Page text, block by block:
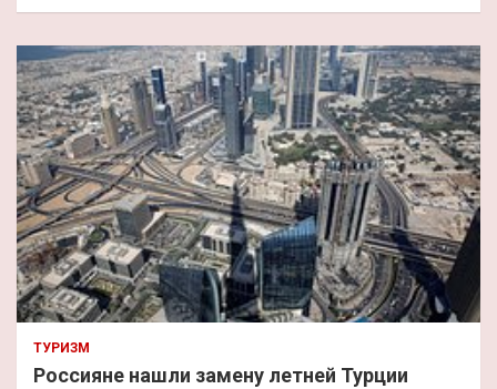
к
ТУРИЗМ
Россияне нашли замену летней Турции